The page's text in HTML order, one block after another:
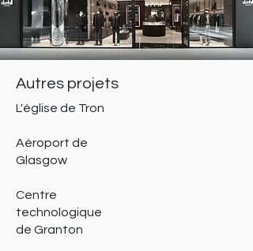
Autres projets
L'église de Tron
Aéroport de
Glasgow
Centre
technologique
de Granton